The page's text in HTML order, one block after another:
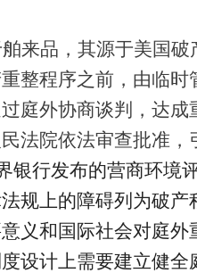
来品，其源于美国破
整程序之前，由临
庭外协商谈判，达
法院依法审查批准
银行发布的营商环境
规上的障碍列为破
义和国际社会对庭
设计上需要建立健